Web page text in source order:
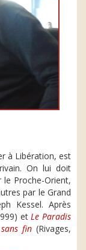
à Libération, est
On lui doit
Proche-Orient,
par le Grand
Kessel. Après
etLe Paradis
fin(Rivages,